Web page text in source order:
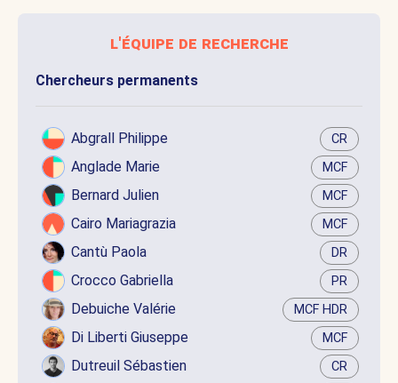
l'équipe de recherche
Chercheurs permanents
Abgrall Philippe CR
Anglade Marie MCF
Bernard Julien MCF
Cairo Mariagrazia MCF
Cantù Paola DR
Crocco Gabriella PR
Debuiche Valérie MCF HDR
Di Liberti Giuseppe MCF
Dutreuil Sébastien CR